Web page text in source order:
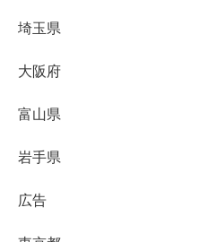
埼玉県
大阪府
富山県
岩手県
広告